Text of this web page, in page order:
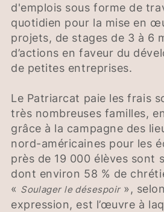
d'emplois sous forme de
quotidien pour la mise en
projets, de stages de 3 à 6
d’actions en faveur du
de petites entreprises.
Le Patriarcat paie les frais
très nombreuses familles,
grâce à la campagne des
nord-américaines pour les
près de 19 000 élèves sont
dont environ 58 % de
« Soulager le désespoir»,
expression, est l’œuvre à